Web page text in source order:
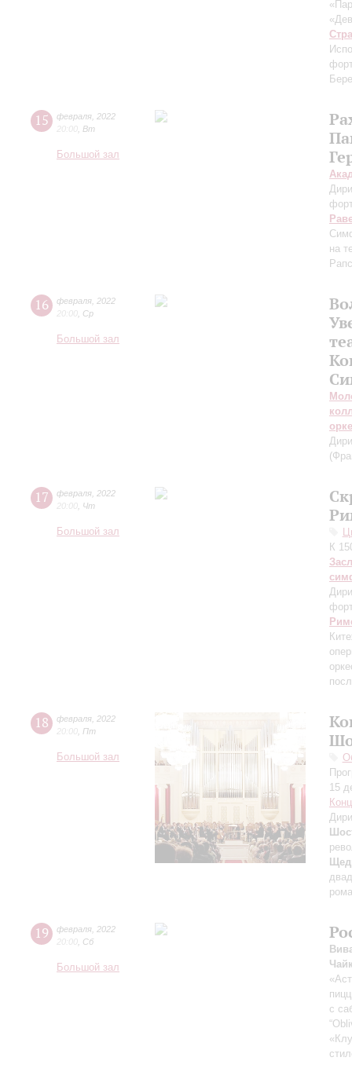
15 февраля 2022
20:00 Вт
Большой зал
на
16 февраля 2022
20:00 Ср
Большой зал
17 февраля 2022
20:00 Чт
Большой зал
К
18 февраля 2022
20:00 Пт
Большой зал
15
19 февраля 2022
20:00 Сб
Большой зал
с